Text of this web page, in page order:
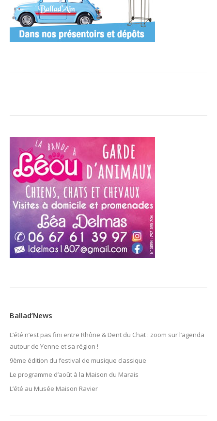
Ballad’News
L’été n’est pas fini entre Rhône & Dent du Chat : zoom sur l’agenda
autour de Yenne et sa région !
9ème édition du festival de musique classique
Le programme d’août à la Maison du Marais
L’été au Musée Maison Ravier